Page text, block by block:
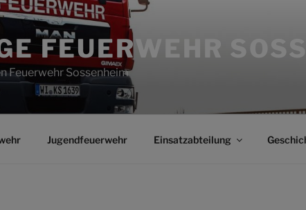
FEUERWEHR
Feuerwehr Sossenheim
Jugendfeuerwehr Einsatzabteilung